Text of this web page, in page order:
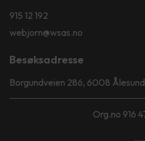
915 12 192
webjorn@wsas.no
Besøksadresse
Borgundveien 286, 6008 Ålesund
Org.no 916